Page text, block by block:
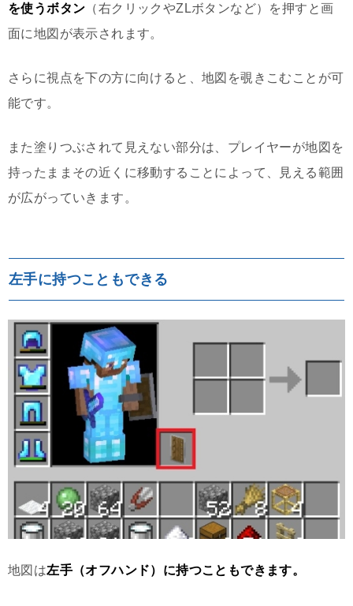
を使うボタン （右クリックやZLボタンなど）を押すと画
面に地図が表示されます。
さらに視点を下の方に向けると、地図を覗きこむことが可
能です。
また塗りつぶされて見えない部分は、プレイヤーが地図を
持ったままその近くに移動することによって、見える範囲
が広がっていきます。
左手に持つこともできる
地図は左手（オフハンド）に持つこともできます。